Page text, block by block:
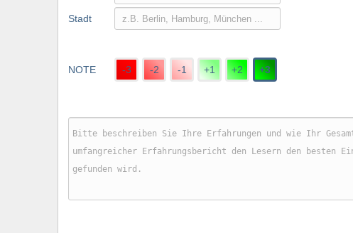
Stadt
NOTE -3 -2 -1 +1 +2 +3